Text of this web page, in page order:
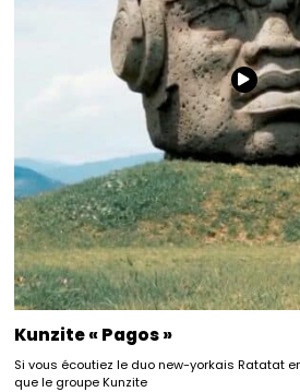
Kunzite « Pagos »
Si vous écoutiez le duo new-yorkais Ratatat
que le groupe Kunzite